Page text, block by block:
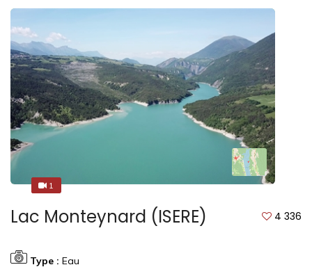
1
1
Lac Monteynard (ISERE) 4 336
Type : Eau